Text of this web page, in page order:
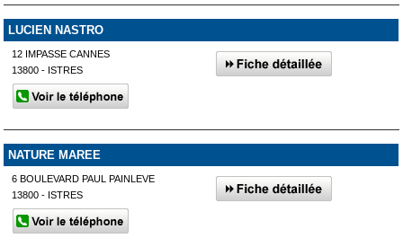
LUCIEN NASTRO
12 IMPASSE CANNES
13800 - ISTRES
NATURE MAREE
6 BOULEVARD PAUL PAINLEVE
13800 - ISTRES